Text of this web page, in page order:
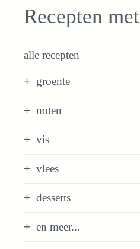
Recepten met
alle recepten
groente
noten
vis
vlees
desserts
en meer...